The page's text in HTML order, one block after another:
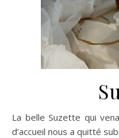
La belle Suzette qui venait d’être adoptée par sa famille
d’accueil nous a quitté